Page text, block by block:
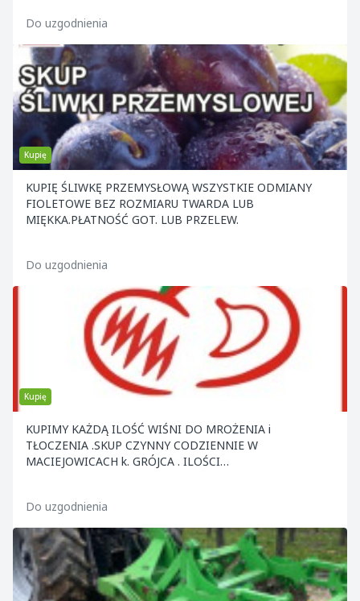
Do uzgodnienia
Kupię
KUPIĘ ŚLIWKĘ PRZEMYSŁOWĄ WSZYSTKIE ODMIANY
FIOLETOWE BEZ ROZMIARU TWARDA LUB
MIĘKKA.PŁATNOŚĆ GOT. LUB PRZELEW.
Do uzgodnienia
Kupię
KUPIMY KAŻDĄ ILOŚĆ WIŚNI DO MROŻENIA i
TŁOCZENIA .SKUP CZYNNY CODZIENNIE W
MACIEJOWICACH k. GRÓJCA . ILOŚCI
Do uzgodnienia